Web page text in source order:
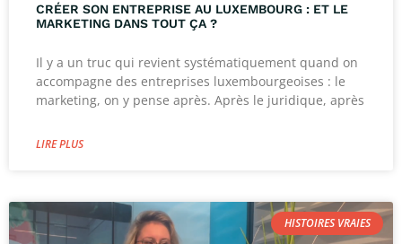
CRÉER SON ENTREPRISE AU LUXEMBOURG : ET LE
MARKETING DANS TOUT ÇA ?
Il y a un truc qui revient systématiquement quand on
accompagne des entreprises luxembourgeoises : le
marketing, on y pense après. Après le juridique, après
LIRE PLUS
HISTOIRES VRAIES